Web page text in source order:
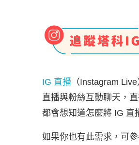
IG 直播 （Instagram
直播與粉絲互動聊天，
都會想知道怎麼將 IG 直
如果你也有此需求，可